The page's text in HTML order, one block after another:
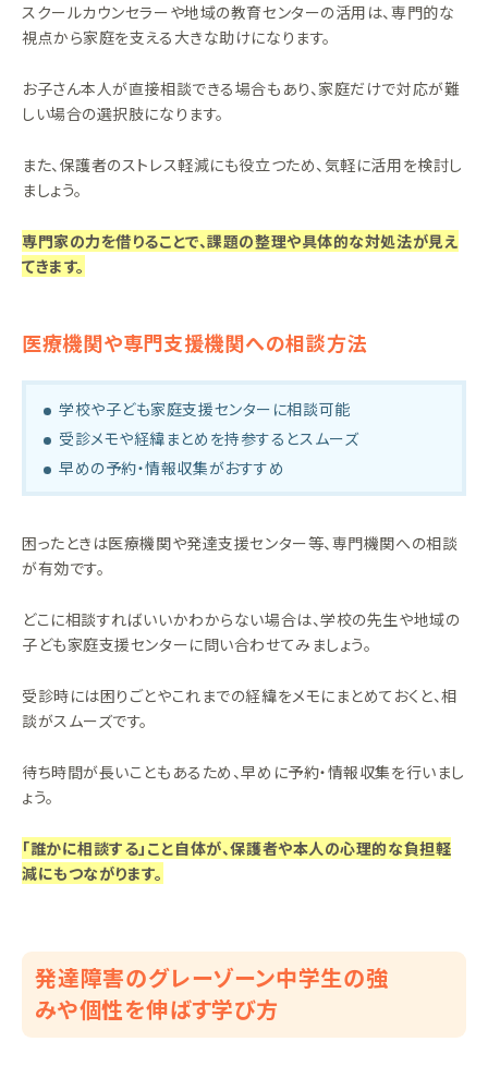
スクールカウンセラーや地域の教育センターの活用は、専門的な
視点から家庭を支える大きな助けになります。
お子さん本人が直接相談できる場合もあり、家庭だけで対応が難
しい場合の選択肢になります。
また、保護者のストレス軽減にも役立つため、気軽に活用を検討し
ましょう。
専門家の力を借りることで、課題の整理や具体的な対処法が見え
てきます。
医療機関や専門支援機関への相談方法
学校や子ども家庭支援センターに相談可能
受診メモや経緯まとめを持参するとスムーズ
早めの予約・情報収集がおすすめ
困ったときは医療機関や発達支援センター等、専門機関への相談
が有効です。
どこに相談すればいいかわからない場合は、学校の先生や地域の
子ども家庭支援センターに問い合わせてみましょう。
受診時には困りごとやこれまでの経緯をメモにまとめておくと、相
談がスムーズです。
待ち時間が長いこともあるため、早めに予約・情報収集を行いまし
ょう。
「誰かに相談する」こと自体が、保護者や本人の心理的な負担軽
減にもつながります。
発達障害のグレーゾーン中学生の強
みや個性を伸ばす学び方